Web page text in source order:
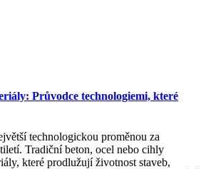
Průvodce technologiemi, které
technologickou proměnou za
Tradiční beton, ocel nebo cihly
které prodlužují životnost staveb,